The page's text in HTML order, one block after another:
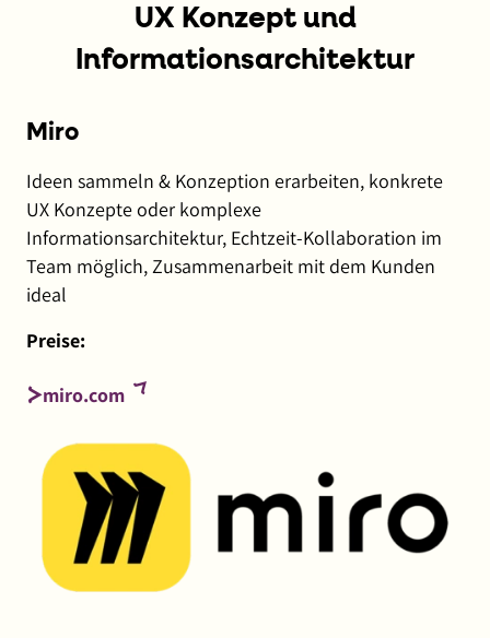
UX Konzept und
Informationsarchitektur
Miro
Ideen sammeln & Konzeption erarbeiten, konkrete
UX Konzepte oder komplexe
Informationsarchitektur, Echtzeit-Kollaboration im
Team möglich, Zusammenarbeit mit dem Kunden
ideal
Preise:
miro.com(externer
öffnet
in
neuem
Fenster)